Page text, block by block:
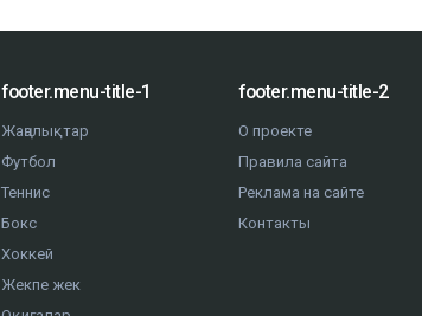
footer.menu-title-1
Жаңалықтар
Футбол
Теннис
Бокс
Хоккей
Жекпе жек
footer.menu-title-2
О проекте
Правила сайта
Реклама на сайте
Контакты